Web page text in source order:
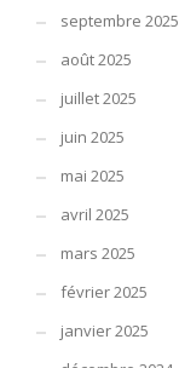
septembre 2025
août 2025
juillet 2025
juin 2025
mai 2025
avril 2025
mars 2025
février 2025
janvier 2025